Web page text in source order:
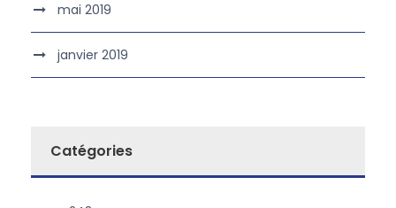
mai 2019
janvier 2019
Catégories